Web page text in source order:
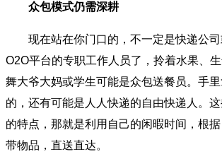
众包模式仍需深耕
现在站在你门口的，不一定是快递公司
O2O平台的专职工作人员了，拎着水果、
舞大爷大妈或学生可能是众包送餐员。手
的，还有可能是人人快递的自由快递人。
的特点，那就是利用自己的闲暇时间，根
带物品，直送直达。